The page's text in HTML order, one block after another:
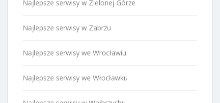
Najlepsze serwisy w Zielonej Górze
Najlepsze serwisy w Zabrzu
Najlepsze serwisy we Wrocławiu
Najlepsze serwisy we Włocławku